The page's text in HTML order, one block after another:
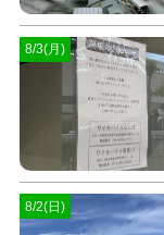
8/3(月)
8/2(日)